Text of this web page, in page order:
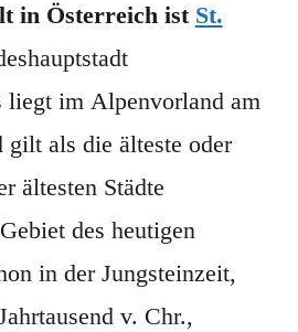
in Österreich ist St.
liegt im Alpenvorland am
gilt als die älteste oder
ältesten Städte
des heutigen
in der Jungsteinzeit,
v. Chr.,